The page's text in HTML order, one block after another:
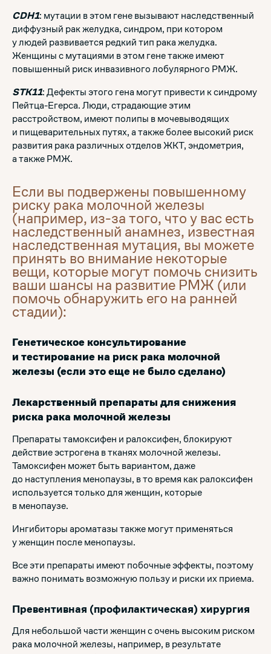
CDH1: мутации в этом гене вызывают наследственный
диффузный рак желудка, синдром, при котором
у людей развивается редкий тип рака желудка.
Женщины с мутациями в этом гене также имеют
повышенный риск инвазивного лобулярного РМЖ.
STK11: Дефекты этого гена могут привести к синдрому
Пейтца-Егерса. Люди, страдающие этим
расстройством, имеют полипы в мочевыводящих
и пищеварительных путях, а также более высокий риск
развития рака различных отделов ЖКТ, эндометрия,
а также РМЖ.
Если вы подвержены повышенному
риску рака молочной железы
(например, из-за того, что у вас есть
наследственный анамнез, известная
наследственная мутация, вы можете
принять во внимание некоторые
вещи, которые могут помочь снизить
ваши шансы на развитие РМЖ (или
помочь обнаружить его на ранней
стадии):
Генетическое консультирование
и тестирование на риск рака молочной
железы (если это еще не было сделано)
Лекарственный препараты для снижения
риска рака молочной железы
Препараты тамоксифен и ралоксифен, блокируют
действие эстрогена в тканях молочной железы.
Тамоксифен может быть вариантом, даже
до наступления менопаузы, в то время как ралоксифен
используется только для женщин, которые
в менопаузе.
Ингибиторы ароматазы также могут применяться
у женщин после менопаузы.
Все эти препараты имеют побочные эффекты, поэтому
важно понимать возможную пользу и риски их приема.
Превентивная (профилактическая) хирургия
Для небольшой части женщин с очень высоким риском
рака молочной железы, например, в результате